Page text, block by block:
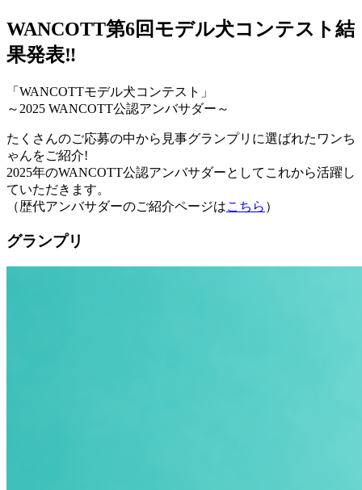
WANCOTT第6回モデル犬コンテスト結
果発表‼
「WANCOTTモデル犬コンテスト」
～2025 WANCOTT公認アンバサダー～
たくさんのご応募の中から見事グランプリに選ばれたワンち
ゃんをご紹介!
2025年のWANCOTT公認アンバサダーとしてこれから活躍し
ていただきます。
（歴代アンバサダーのご紹介ページはこちら ）
グランプリ